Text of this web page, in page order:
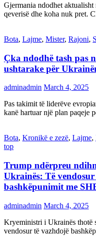
Gjermania ndodhet
qeverisë dhe koha nuk pret.
Bota, Lajme, Mister, Rajoni,
Çka ndodhë tash pas
ushtarake për
adminadmin March 4, 2025
Pas takimit të liderëve
kanë hartuar një plan paqeje
Bota, Kronikë e zezë, Lajme,
top
Trump ndërpreu
Ukrainës: Të
bashkëpunimit me
adminadmin March 4, 2025
Kryeministri i Ukrainës thotë
vendosur të vazhdojë